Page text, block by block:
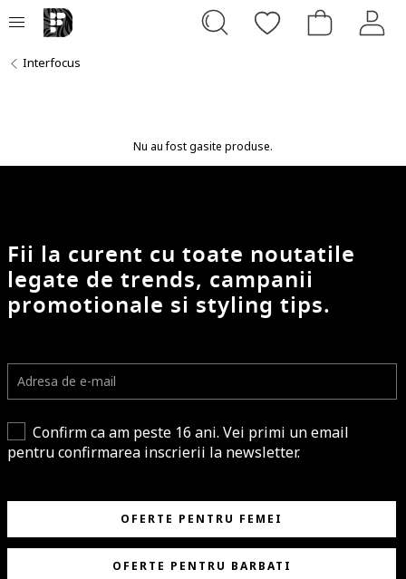
Interfocus
Nu au fost gasite produse.
Fii la curent cu toate noutatile
legate de trends, campanii
promotionale si styling tips.
Confirm ca am peste 16 ani. Vei primi un email
pentru confirmarea inscrierii la newsletter.
OFERTE PENTRU FEMEI
OFERTE PENTRU BARBATI